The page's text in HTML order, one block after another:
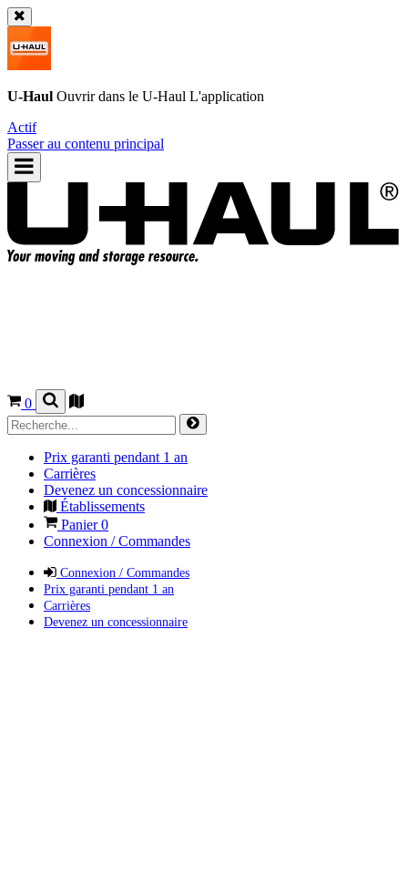
U-Haul Ouvrir dans le U-Haul L'application
Actif
Passer au contenu principal
0
Prix garanti pendant 1 an
Carrières
Devenez un concessionnaire
Établissements
Panier0
Connexion / Commandes
Connexion / Commandes
Prix garanti pendant 1 an
Carrières
Devenez un concessionnaire